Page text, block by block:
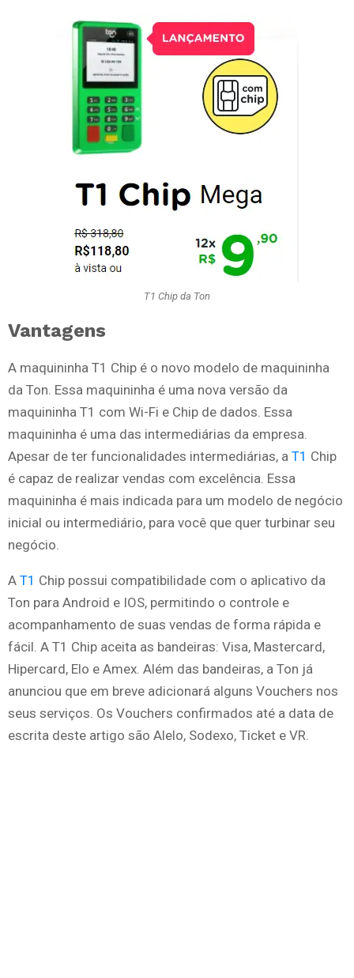
T1 Chip da Ton
Vantagens
A maquininha T1 Chip é o novo modelo de maquininha
da Ton. Essa maquininha é uma nova versão da
maquininha T1 com Wi-Fi e Chip de dados. Essa
maquininha é uma das intermediárias da empresa.
Apesar de ter funcionalidades intermediárias, a T1 Chip
é capaz de realizar vendas com excelência. Essa
maquininha é mais indicada para um modelo de negócio
inicial ou intermediário, para você que quer turbinar seu
negócio.
A T1 Chip possui compatibilidade com o aplicativo da
Ton para Android e IOS, permitindo o controle e
acompanhamento de suas vendas de forma rápida e
fácil. A T1 Chip aceita as bandeiras: Visa, Mastercard,
Hipercard, Elo e Amex. Além das bandeiras, a Ton já
anunciou que em breve adicionará alguns Vouchers nos
seus serviços. Os Vouchers confirmados até a data de
escrita deste artigo são Alelo, Sodexo, Ticket e VR.